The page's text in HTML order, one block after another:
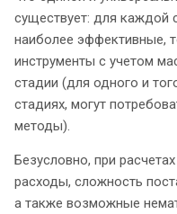
существует: для каждой
наиболее эффективные,
инструменты с учетом
стадии (для одного и
стадиях, могут
методы).
Безусловно, при
расходы, сложность
а также возможные